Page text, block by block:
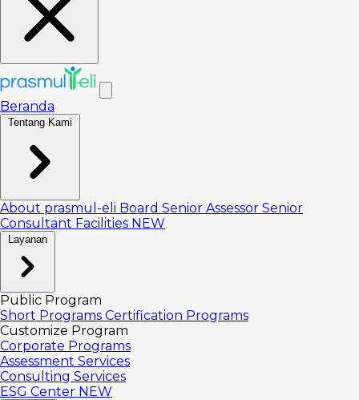
Beranda
Tentang Kami
About prasmul-eli Board Senior Assessor Senior
Consultant Facilities NEW
Layanan
Public Program
Short Programs Certification Programs
Customize Program
Corporate Programs
Assessment Services
Consulting Services
ESG Center NEW